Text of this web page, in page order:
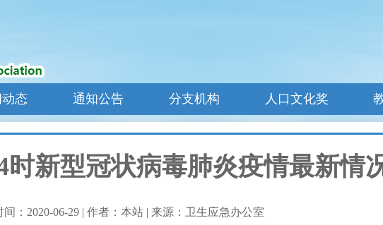
态 通知公告 分支机构 人口文化奖
时新型冠状病毒肺炎疫情最新情
间：2020-06-29 | 作者：本站 | 来源：卫生应急办公室